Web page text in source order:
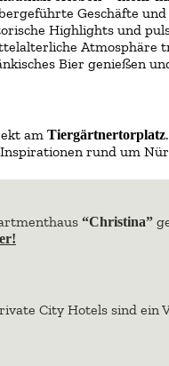
Geschäfte
Highlights und
Atmosphäre
Bier genießen
am Tiergärtnertorplatz
rund um
“Christina”
City Hotels sind ein